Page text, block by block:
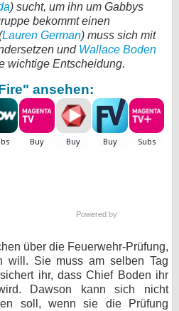
) sucht, um ihn um Gabbys
bekommt einen
Lauren German) muss sich mit
und Wallace Boden
wichtige Entscheidung.
ansehen:
Powered by
über die Feuerwehr-Prüfung,
will. Sie muss am selben Tag
ihr, dass Chief Boden ihr
Dawson kann sich nicht
soll, wenn sie die Prüfung
bei X
bei Facebook
Kontakt
Nutzungsbedingungen
Desktop-Ansicht
myFanbase